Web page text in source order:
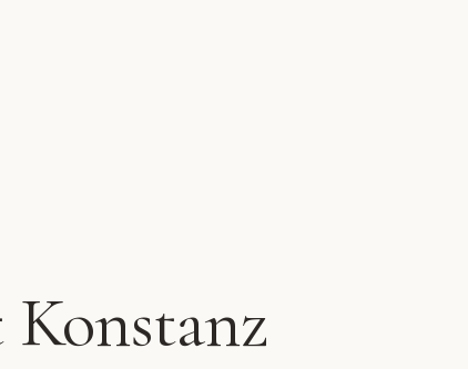
Konstanz